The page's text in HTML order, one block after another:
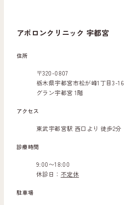
アポロンクリニック 宇都宮
住所
〒320-0807
栃木県宇都宮市松が峰1丁目3-16
グラン宇都宮 1階
アクセス
東武宇都宮駅 西口より 徒歩2分
診療時間
9:00〜18:00
休診日： 不定休
駐車場